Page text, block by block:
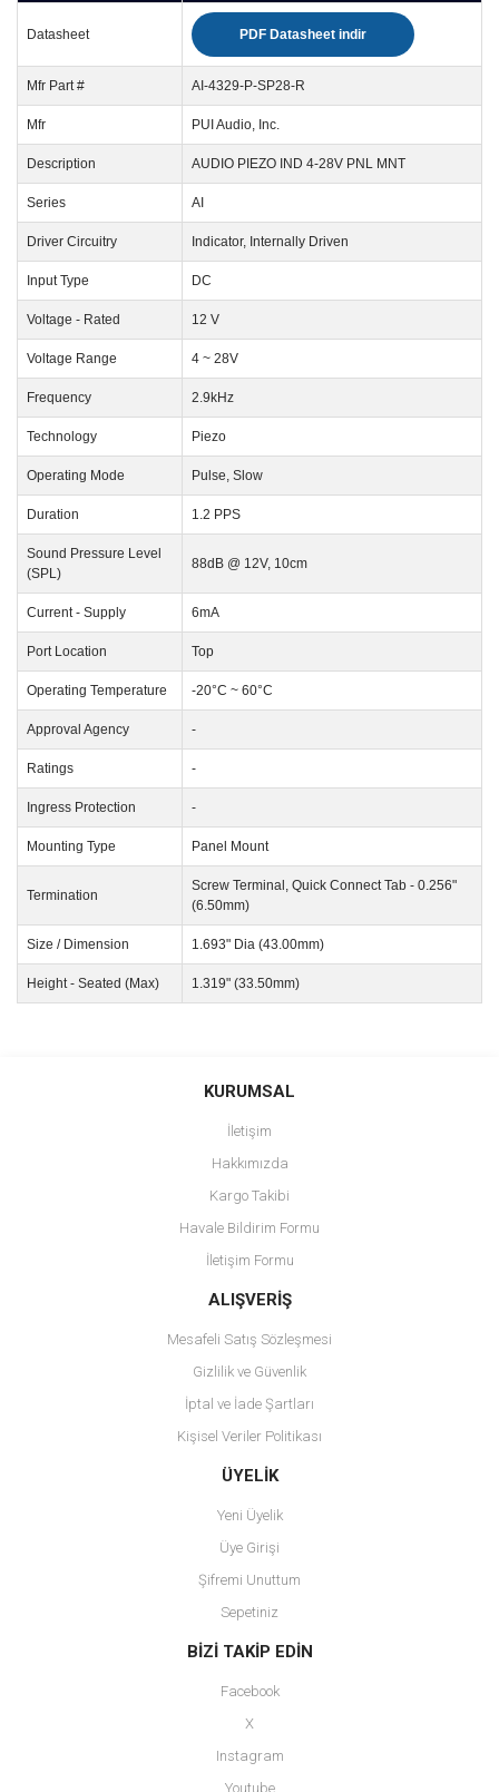
Datasheet PDF Datasheet indir
Mfr Part # AI-4329-P-SP28-R
Mfr PUI Audio, Inc.
Description AUDIO PIEZO IND 4-28V PNL MNT
Series AI
Driver Circuitry Indicator, Internally Driven
Input Type DC
Voltage - Rated 12 V
Voltage Range 4 ~ 28V
Frequency 2.9kHz
Technology Piezo
Operating Mode Pulse, Slow
Duration 1.2 PPS
Sound Pressure Level
(SPL)
88dB @ 12V, 10cm
Current - Supply 6mA
Port Location Top
Operating Temperature -20°C ~ 60°C
Approval Agency -
Ratings -
Ingress Protection -
Mounting Type Panel Mount
Termination
Screw Terminal, Quick Connect Tab - 0.256"
(6.50mm)
Size / Dimension 1.693" Dia (43.00mm)
Height - Seated (Max) 1.319" (33.50mm)
Bu ürüne ilk yorumu siz yapın!
Ürün resmi kalitesiz, bozuk veya görüntülenemiyor.
Ürün açıklamasında eksik bilgiler bulunuyor.
Ürün bilgilerinde hatalar bulunuyor.
Ürün fiyatı diğer sitelerden daha pahalı.
Bu ürüne benzer farklı alternatifler olmalı.
Gönder
KURUMSAL
İletişim
Hakkımızda
Kargo Takibi
Havale Bildirim Formu
İletişim Formu
ALIŞVERİŞ
Mesafeli Satış Sözleşmesi
Gizlilik ve Güvenlik
İptal ve İade Şartları
Kişisel Veriler Politikası
ÜYELİK
Yeni Üyelik
Üye Girişi
Şifremi Unuttum
Sepetiniz
BİZİ TAKİP EDİN
Facebook
X
Instagram
Youtube